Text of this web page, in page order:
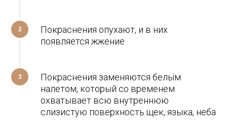
2
Покраснения опухают, и в них
появляется жжение
3
Покраснения заменяются белым
налетом, который со временем
охватывает всю внутреннюю
слизистую поверхность щек, языка, неба